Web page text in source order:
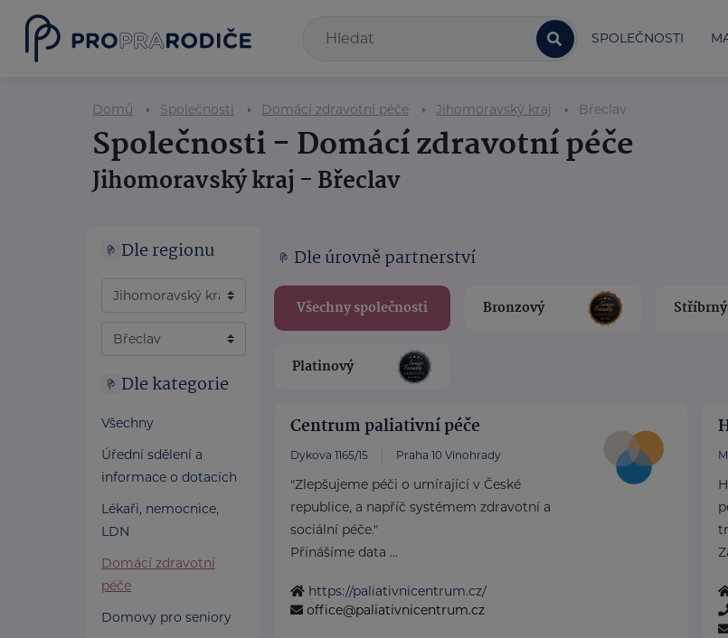
SPOLEČNOSTI
Domů Společnosti Domácí zdravotní péče Jihomoravský kraj Břeclav
Společnosti - Domácí zdravotní péče
Jihomoravský kraj - Břeclav
Dle regionu
Dle kategorie
Všechny
Úřední sdělení a
informace o dotacích
Lékaři, nemocnice,
LDN
Domácí zdravotní
péče
Domovy pro seniory
Dle úrovně partnerství
Všechny společnosti Bronzový Stříbrný
Platinový
Centrum paliativní péče
Dykova 1165/15 Praha 10 Vinohrady
"Zlepšujeme péči o umírající v České
republice, a napříč systémem zdravotní a
sociální péče."
Přinášíme data ...
https://paliativnicentrum.cz/
office@paliativnicentrum.cz